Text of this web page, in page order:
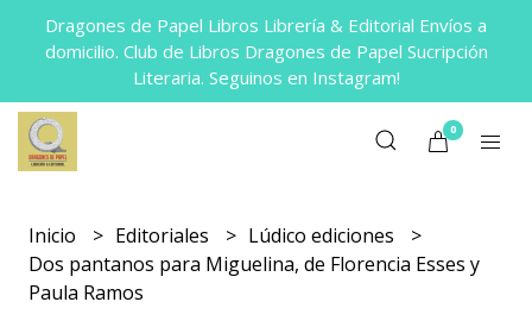
Dragones de Papel Libros Librería & Editorial Envíos a
domicilio. Club de Libros Dragones de Papel Sucripción
Literaria. Seguinos en Instagram!
0
Inicio Editoriales
Lúdico ediciones
Dos pantanos para Miguelina, de Florencia Esses y
Paula Ramos